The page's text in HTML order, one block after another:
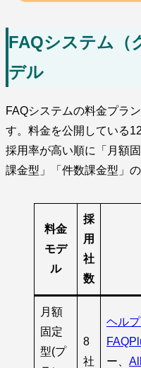
FAQシステム（
デル
FAQシステムの料金プラ
す。料金を公開している
採用率が高い順に「月額
課金型」「件数課金型」
料金
モデ
ル
採
用
社
数
月額
固定
型(プ
8
社
ヘル
ー、